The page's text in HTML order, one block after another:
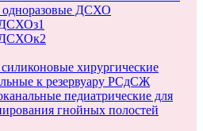
одноразовые ДСХО
хирургические
к резервуару РСдСЖ
педиатрические для
гнойных полостей